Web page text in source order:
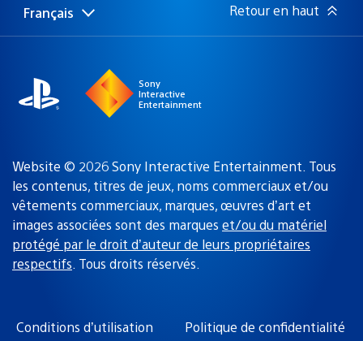
Choisir
une
Région
actuelle
Français Retour en haut
Sony
Interactive
Entertainment
Website © 2026 Sony Interactive Entertainment. Tous
les contenus, titres de jeux, noms commerciaux et/ou
vêtements commerciaux, marques, œuvres d’art et
images associées sont des marques et/ou du matériel
protégé par le droit d’auteur de leurs propriétaires
respectifs. Tous droits réservés.
Conditions d’utilisation Politique de confidentialité